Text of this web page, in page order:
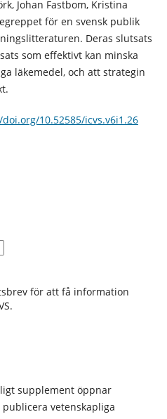
Johan Fastbom, Kristina
för en svensk publik
Deras slutsats
som effektivt kan minska
läkemedel, och att strategin
10.52585/icvs.v6i1.26
för att få information
supplement öppnar
vetenskapliga